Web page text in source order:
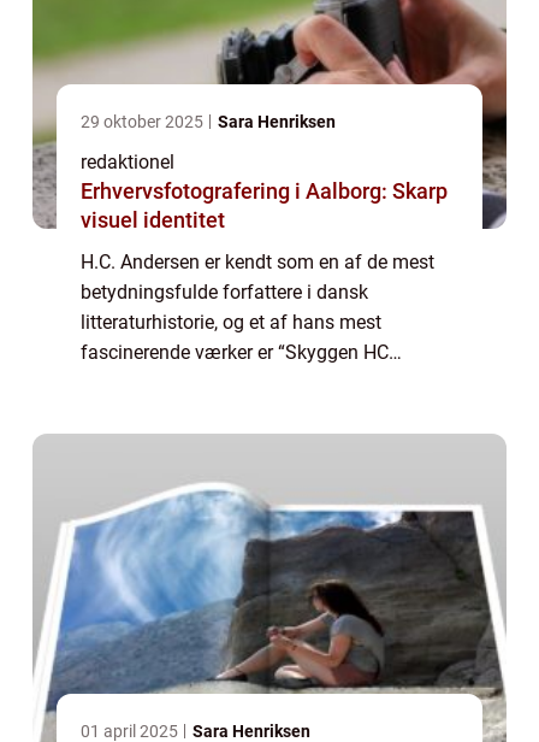
29 oktober 2025 Sara Henriksen
redaktionel
Erhvervsfotografering i Aalborg: Skarp
visuel identitet
H.C. Andersen er kendt som en af de mest
betydningsfulde forfattere i dansk
litteraturhistorie, og et af hans mest
fascinerende værker er “Skyggen HC
01 april 2025 Sara Henriksen